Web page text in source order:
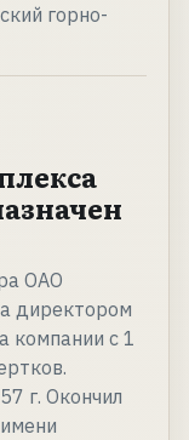
горно-
ОАО
директором
компании с 1
г. Окончил